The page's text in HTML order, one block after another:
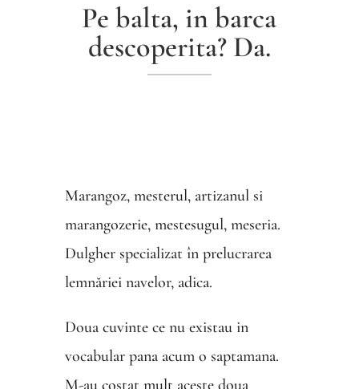
Pe balta, in barca
descoperita? Da.
Marangoz, mesterul, artizanul si
marangozerie, mestesugul, meseria.
Dulgher specializat în prelucrarea
lemnăriei navelor, adica.
Doua cuvinte ce nu existau in
vocabular pana acum o saptamana.
M-au costat mult aceste doua